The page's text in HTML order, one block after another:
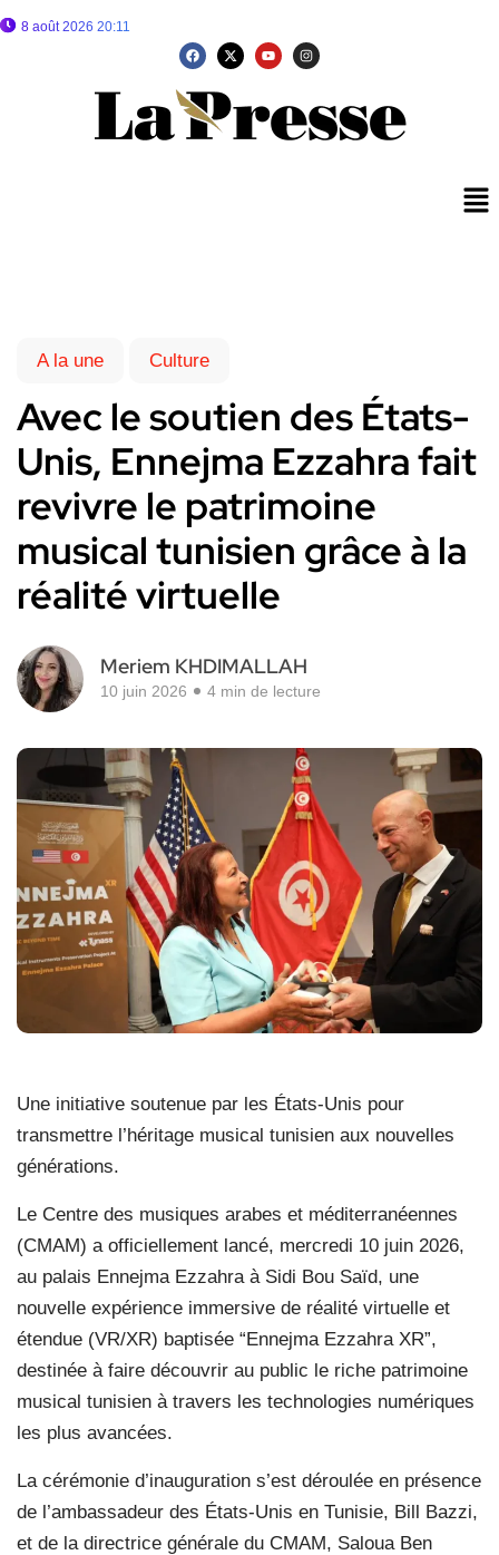
8 août 2026 20:11
A la une Culture
Avec le soutien des États-
Unis, Ennejma Ezzahra fait
revivre le patrimoine
musical tunisien grâce à la
réalité virtuelle
Meriem KHDIMALLAH
10 juin 2026 4 min de lecture
Une initiative soutenue par les États-Unis pour
transmettre l’héritage musical tunisien aux nouvelles
générations.
Le Centre des musiques arabes et méditerranéennes
(CMAM) a officiellement lancé, mercredi 10 juin 2026,
au palais Ennejma Ezzahra à Sidi Bou Saïd, une
nouvelle expérience immersive de réalité virtuelle et
étendue (VR/XR) baptisée “Ennejma Ezzahra XR”,
destinée à faire découvrir au public le riche patrimoine
musical tunisien à travers les technologies numériques
les plus avancées.
La cérémonie d’inauguration s’est déroulée en présence
de l’ambassadeur des États-Unis en Tunisie, Bill Bazzi,
et de la directrice générale du CMAM, Saloua Ben